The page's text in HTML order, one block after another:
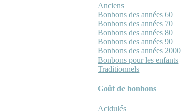
Anciens
Bonbons des années 60
Bonbons des années 70
Bonbons des années 80
Bonbons des années 90
Bonbons des années 2000
Bonbons pour les enfants
Traditionnels
Goût de bonbons
Acidulés